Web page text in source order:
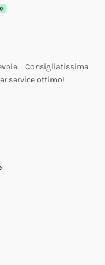
Consigliatissima
service ottimo!